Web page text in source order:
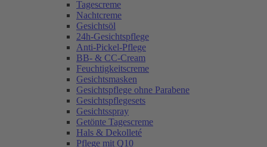
Tagescreme
Nachtcreme
Gesichtsöl
24h-Gesichtspflege
Anti-Pickel-Pflege
BB- & CC-Cream
Feuchtigkeitscreme
Gesichtsmasken
Gesichtspflege ohne Parabene
Gesichtspflegesets
Gesichtsspray
Getönte Tagescreme
Hals & Dekolleté
Pflege mit Q10